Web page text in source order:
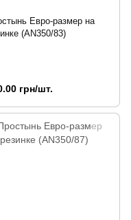
Евро-размер на
(AN350/83)
грн/шт.